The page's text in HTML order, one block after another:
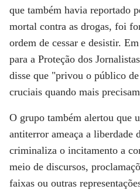
que também havia reportado
mortal contra as drogas, foi
ordem de cessar e desistir.
para a Proteção dos
disse que "privou o público
cruciais quando mais
O grupo também alertou que
antiterror ameaça a liberdade
criminaliza o incitamento a
meio de discursos,
faixas ou outras